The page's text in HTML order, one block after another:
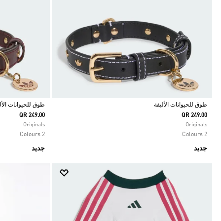
Selected
طوق للحيوانات الأليفة
QR 249.00
Originals
2 Colours
جديد
Selected
طوق للحيوانات
QR 249.00
Originals
2 Colours
جديد